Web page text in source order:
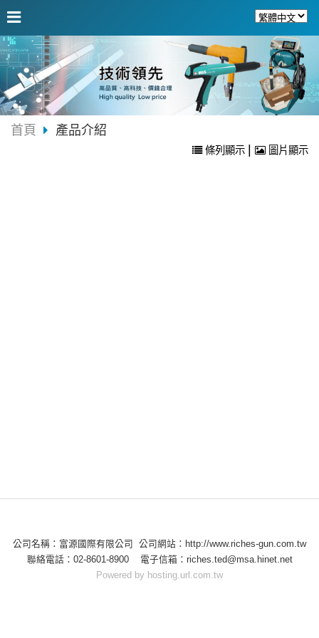
首頁 產品介紹
條列顯示 | 圖片顯示
公司名稱：富源國際有限公司 公司網站：http://www.riches-gun.com.tw
聯絡電話：02-8601-8900 電子信箱：riches.ted@msa.hinet.net
Powered by hosting.url.com.tw